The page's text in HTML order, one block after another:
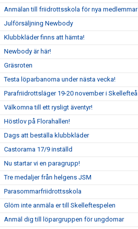
Anmälan till friidrottsskola för nya medlemmar
Julförsäljning Newbody
Klubbkläder finns att hämta!
Newbody är här!
Gräsroten
Testa löparbanorna under nästa vecka!
Parafriidrottsläger 19-20 november i Skellefteå
Välkomna till ett rysligt äventyr!
Höstlov på Florahallen!
Dags att beställa klubbkläder
Castorama 17/9 inställd
Nu startar vi en paragrupp!
Tre medaljer från helgens JSM
Parasommarfriidrottsskola
Glöm inte anmäla er till Skelleftespelen
Anmäl dig till löpargruppen för ungdomar